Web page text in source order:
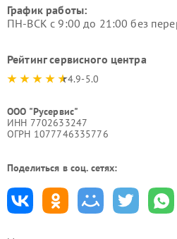
График работы:
ПН-ВСК с 9:00 до 21:00 без
Рейтинг сервисного центра
4.9-5.0
ООО "Русервис"
ИНН 7702633247
ОГРН 1077746335776
Поделиться в соц. сетях: